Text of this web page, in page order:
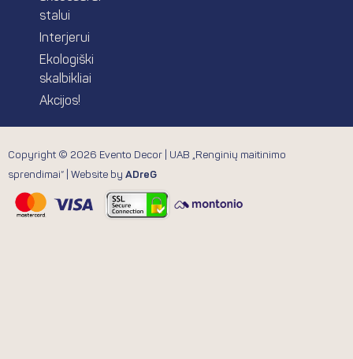
stalui
Interjerui
Ekologiški
skalbikliai
Akcijos!
Copyright © 2026 Evento Decor | UAB „Renginių maitinimo
sprendimai“ | Website by ADreG